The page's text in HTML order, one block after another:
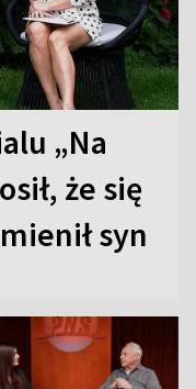
„Na
że się
syn